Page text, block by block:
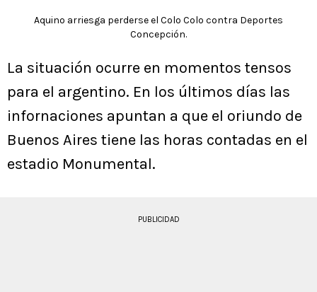
Aquino arriesga perderse el Colo Colo contra Deportes
Concepción.
La situación ocurre en momentos tensos
para el argentino. En los últimos días las
infornaciones apuntan a que el oriundo de
Buenos Aires tiene las horas contadas en el
estadio Monumental.
PUBLICIDAD